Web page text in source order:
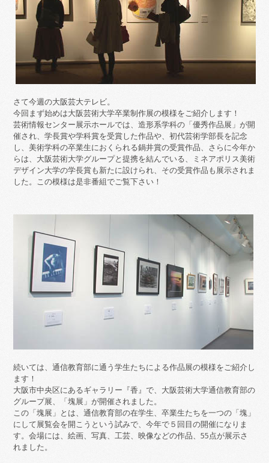
さて今週の大阪芸大テレビ。
今回まず始めは大阪芸術大学卒業制作展の模様をご紹介します！
芸術情報センター展示ホールでは、造形系学科の「優秀作品展」が開
催され、学長賞や学科賞を受賞した作品や、初代芸術学部長を記念
し、美術学科の卒業生におくられる鍋井賞の受賞作品、さらに今年か
らは、大阪芸術大学グループと提携を結んでいる、ミネアポリス美術
デザイン大学の学長賞も新たに設けられ、その受賞作品も展示されま
した。この模様は是非番組でご覧下さい！
続いては、通信教育部に通う学生たちによる作品展の模様をご紹介し
ます！
大阪市中央区にあるギャラリー『香』で、大阪芸術大学通信教育部の
グループ展、「塊展」が開催されました。
この「塊展」とは、通信教育部の在学生、卒業生たちを一つの「塊」
にして展覧会を開こうという試みで、今年で５回目の開催になりま
す。会場には、絵画、写真、工芸、映像などの作品、55点が展示さ
れました。